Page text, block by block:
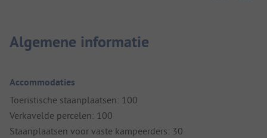
Algemene informatie
Accommodaties
Toeristische staanplaatsen: 100
Verkavelde percelen: 100
Staanplaatsen voor vaste kampeerders: 30